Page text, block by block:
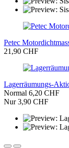
Petec
21,90 CHF
Lagerräumungs-
Normal 6,20 CHF
Nur 3,90 CHF